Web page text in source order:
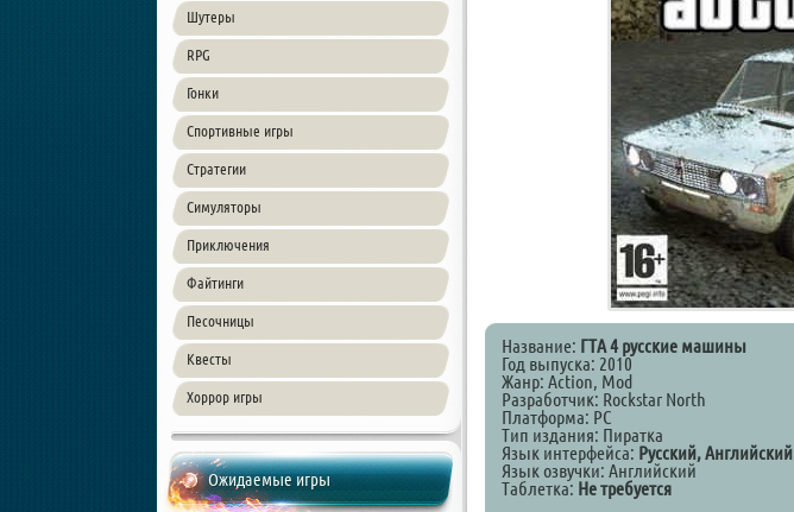
Шутеры
RPG
Гонки
Спортивные игры
Стратегии
Симуляторы
Приключения
Файтинги
Песочницы
Квесты
Хоррор игры
Ожидаемые игры
Название: ГТА 4 русские машины
Год выпуска: 2010
Жанр: Action, Mod
Разработчик: Rockstar North
Платформа: PC
Тип издания: Пиратка
Язык интерфейса: Русский, Английский
Язык озвучки: Английский
Таблетка: Не требуется